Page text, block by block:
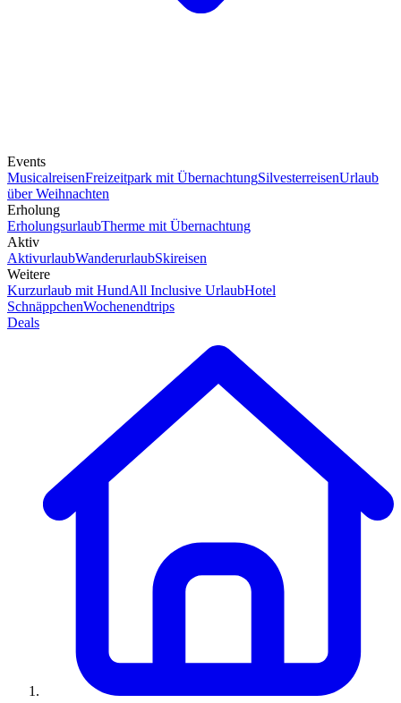
Events
MusicalreisenFreizeitpark mit ÜbernachtungSilvesterreisenUrlaub
über Weihnachten
Erholung
ErholungsurlaubTherme mit Übernachtung
Aktiv
AktivurlaubWanderurlaubSkireisen
Weitere
Kurzurlaub mit HundAll Inclusive UrlaubHotel
SchnäppchenWochenendtrips
Deals